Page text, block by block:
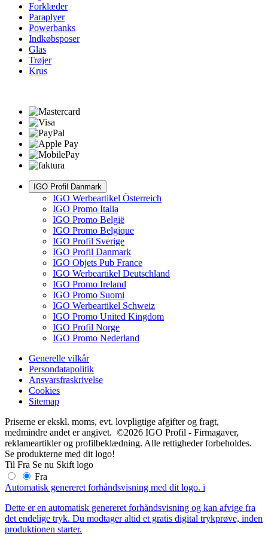
Forklæder
Paraplyer
Powerbanks
Indkøbsposer
Glas
Trøjer
Krus
IGO Profil Danmark
IGO Werbeartikel Österreich
IGO Promo Italia
IGO Promo België
IGO Promo Belgique
IGO Profil Sverige
IGO Profil Danmark
IGO Objets Pub France
IGO Werbeartikel Deutschland
IGO Promo Ireland
IGO Promo Suomi
IGO Werbeartikel Schweiz
IGO Promo United Kingdom
IGO Profil Norge
IGO Promo Nederland
Generelle vilkår
Persondatapolitik
Ansvarsfraskrivelse
Cookies
Sitemap
Priserne er ekskl. moms, evt. lovpligtige afgifter og fragt,
medmindre andet er angivet. ©2026 IGO Profil - Firmagaver,
reklameartikler og profilbeklædning. Alle rettigheder forbeholdes.
Se produkterne med dit logo!
Til Fra Se nu Skift logo
Fra
Automatisk genereret forhåndsvisning med dit logo. i
Dette er en automatisk genereret forhåndsvisning og kan afvige fra
det endelige tryk. Du modtager altid et gratis digital trykprøve, inden
produktionen starter.